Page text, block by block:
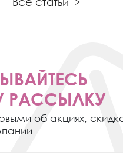
РАССЫЛКУ
об акциях,